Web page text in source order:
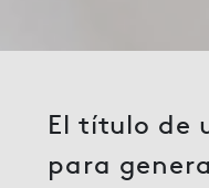
El título de
para